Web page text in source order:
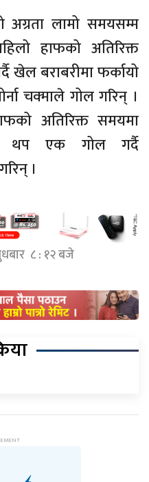
लामो समयसम्म
हाफको अतिरिक्त
खेल बराबरीमा फर्कायो
चक्माले गोल गरिन् ।
अतिरिक्त समयमा
थप एक गोल गर्दै
।
८ : १२ बजे